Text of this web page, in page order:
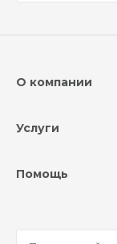
О компании
Услуги
Помощь